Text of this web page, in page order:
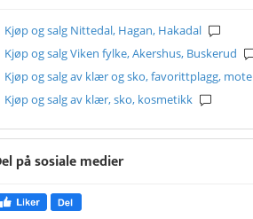
Kjøp og salg Nittedal, Hagan, Hakadal
Kjøp og salg Viken fylke, Akershus, Buskerud
Kjøp og salg av klær og sko, favorittplagg, mote
Kjøp og salg av klær, sko, kosmetikk
på sosiale medier